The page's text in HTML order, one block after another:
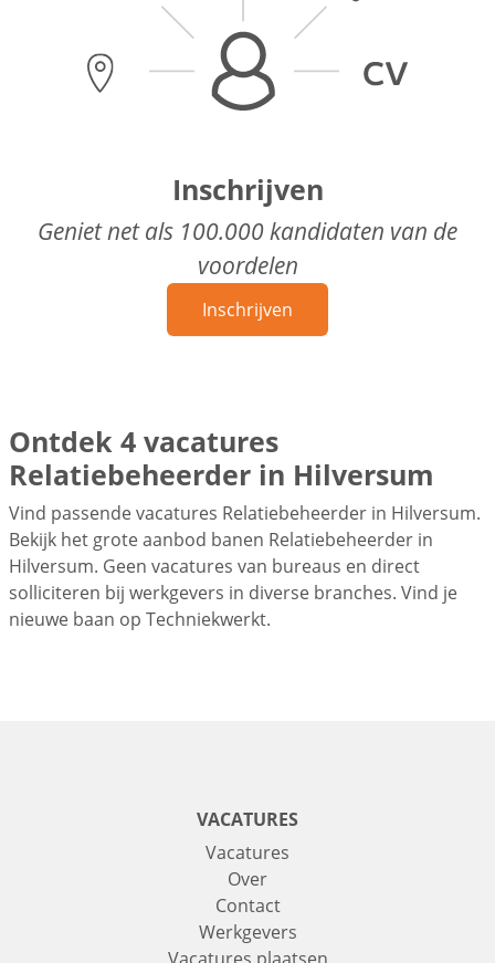
Inschrijven
Geniet net als 100.000 kandidaten van de
voordelen
Inschrijven
Ontdek 4 vacatures
Relatiebeheerder in Hilversum
Vind passende vacatures Relatiebeheerder in Hilversum.
Bekijk het grote aanbod banen Relatiebeheerder in
Hilversum. Geen vacatures van bureaus en direct
solliciteren bij werkgevers in diverse branches. Vind je
nieuwe baan op Techniekwerkt.
VACATURES
Vacatures
Over
Contact
Werkgevers